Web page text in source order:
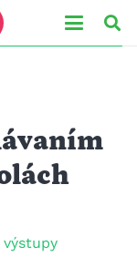
výstupy